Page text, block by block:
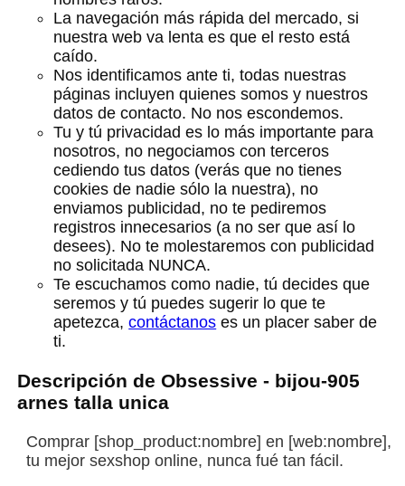
La navegación más rápida del mercado, si
nuestra web va lenta es que el resto está
caído.
Nos identificamos ante ti, todas nuestras
páginas incluyen quienes somos y nuestros
datos de contacto. No nos escondemos.
Tu y tú privacidad es lo más importante para
nosotros, no negociamos con terceros
cediendo tus datos (verás que no tienes
cookies de nadie sólo la nuestra), no
enviamos publicidad, no te pediremos
registros innecesarios (a no ser que así lo
desees). No te molestaremos con publicidad
no solicitada NUNCA.
Te escuchamos como nadie, tú decides que
seremos y tú puedes sugerir lo que te
apetezca,contáctanos es un placer saber de
ti.
Descripción de Obsessive - bijou-905
arnes talla unica
Comprar [shop_product:nombre] en [web:nombre],
tu mejor sexshop online, nunca fué tan fácil.